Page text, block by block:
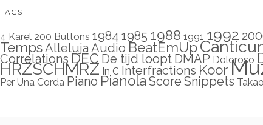
TAGS
4 Karel 200 Buttons 1984 1985 1988 1991 1992
TempsAlleluja Audio BeatEmUp
Correlations DEC De tijd loopt DMAP Doloroso
HRZSCHMRZ In C Interfractions Koor
Per Una Corda Piano Pianola Score Snippets